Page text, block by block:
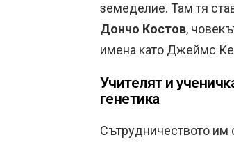
земеделие. Там тя
Дончо Костов,
имена като Джеймс
Учителят и
генетика
Сътрудничеството им